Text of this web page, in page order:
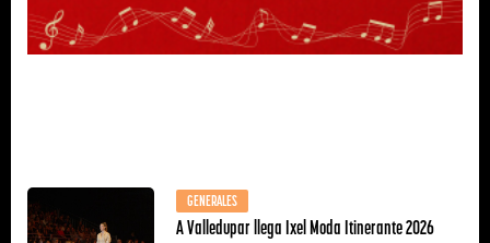
GENERALES
A Valledupar llega Ixel Moda Itinerante 2026